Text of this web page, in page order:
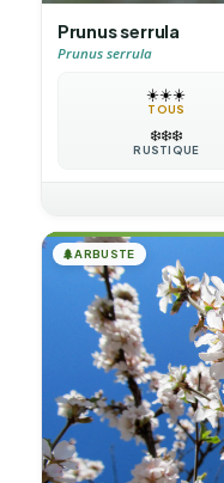
Prunus serrula
Prunus serrula
☀️☀️☀️
TOUS
❄️❄️❄️
RUSTIQUE
🌲ARBUSTE